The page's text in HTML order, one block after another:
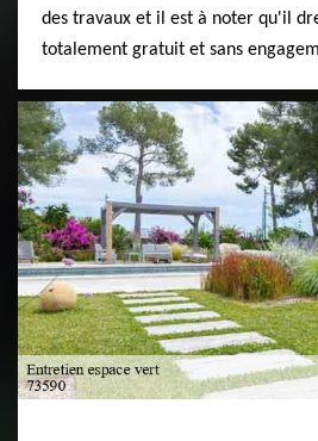
des travaux et il est à noter qu'il
totalement gratuit et sans